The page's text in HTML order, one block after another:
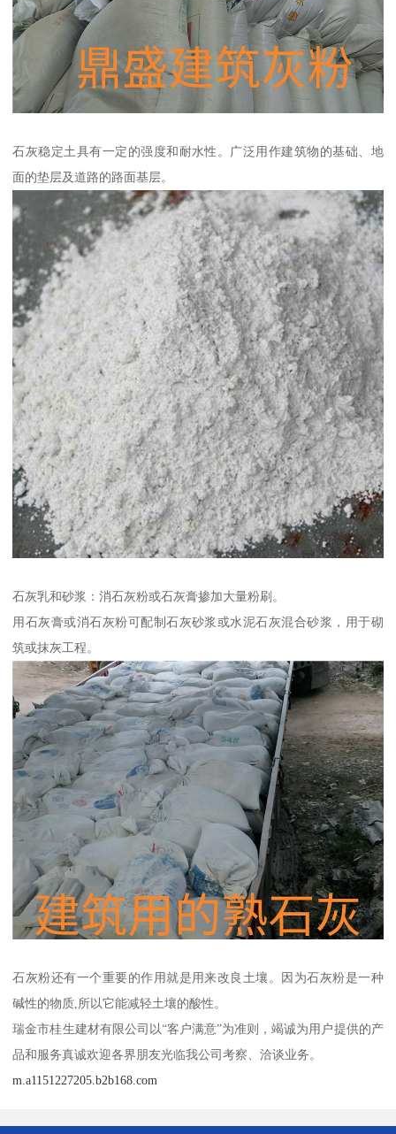
石灰稳定土具有一定的强度和耐水性。广泛用作建筑物的基础、地
面的垫层及道路的路面基层。
石灰乳和砂浆：消石灰粉或石灰膏掺加大量粉刷。
用石灰膏或消石灰粉可配制石灰砂浆或水泥石灰混合砂浆，用于砌
筑或抹灰工程。
石灰粉还有一个重要的作用就是用来改良土壤。因为石灰粉是一种
碱性的物质,所以它能减轻土壤的酸性。
瑞金市桂生建材有限公司以“客户满意”为准则，竭诚为用户提供的产
品和服务真诚欢迎各界朋友光临我公司考察、洽谈业务。
m.a1151227205.b2b168.com